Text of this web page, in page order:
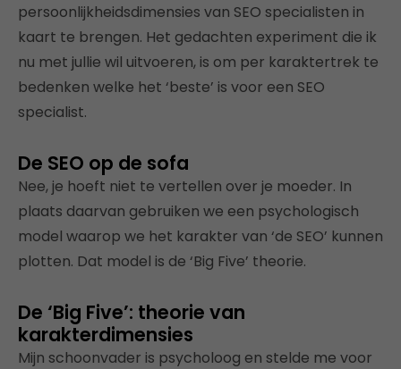
persoonlijkheidsdimensies van SEO specialisten in
kaart te brengen. Het gedachten experiment die ik
nu met jullie wil uitvoeren, is om per karaktertrek te
bedenken welke het ‘beste’ is voor een SEO
specialist.
De SEO op de sofa
Nee, je hoeft niet te vertellen over je moeder. In
plaats daarvan gebruiken we een psychologisch
model waarop we het karakter van ‘de SEO’ kunnen
plotten. Dat model is de ‘Big Five’ theorie.
De ‘Big Five’: theorie van
karakterdimensies
Mijn schoonvader is psycholoog en stelde me voor